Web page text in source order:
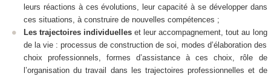
leurs réactions à ces évolutions, leur capacité à se développer dans
ces situations, à construire de nouvelles compétences ;
Les trajectoires individuelleset leur accompagnement, tout au long
de la vie : processus de construction de soi, modes d’élaboration des
choix professionnels, formes d’assistance à ces choix, rôle de
l’organisation du travail dans les trajectoires professionnelles et de